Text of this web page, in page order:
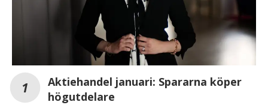
Aktiehandel januari: Spararna köper
högutdelare